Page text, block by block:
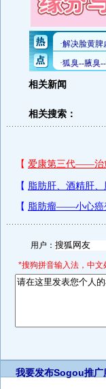
相关新闻
相关搜索：
用户：
*搜狗拼音输入法，中文
我要发布Sogou推广